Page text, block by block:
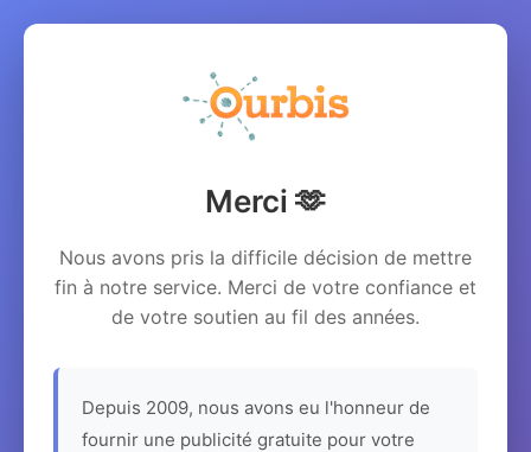
Merci 🫶
Nous avons pris la difficile décision de mettre
fin à notre service. Merci de votre confiance et
de votre soutien au fil des années.
Depuis 2009, nous avons eu l'honneur de
fournir une publicité gratuite pour votre